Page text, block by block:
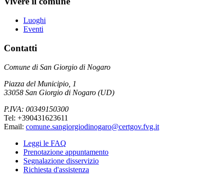
Luoghi
Eventi
Contatti
Comune di San Giorgio di Nogaro
Piazza del Municipio, 1
33058 San Giorgio di Nogaro (UD)
P.IVA: 00349150300
Tel: +390431623611
Email: comune.sangiorgiodinogaro@certgov.fvg.it
Leggi le FAQ
Prenotazione appuntamento
Segnalazione disservizio
Richiesta d'assistenza